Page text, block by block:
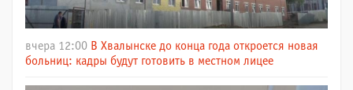
вчера 12:00 В Хвалынске до конца года откроется новая
больниц: кадры будут готовить в местном лицее